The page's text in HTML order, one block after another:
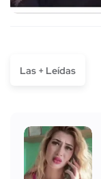
Las + Leídas